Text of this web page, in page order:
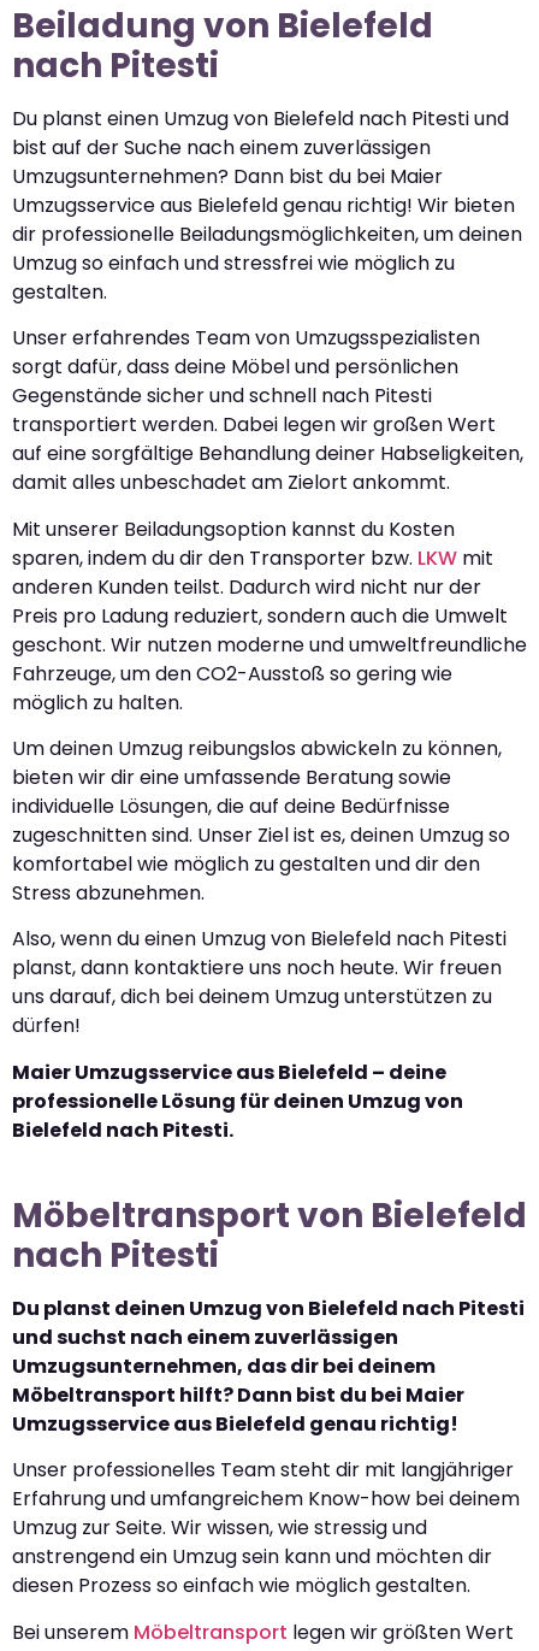
Beiladung von Bielefeld
nach Pitesti
Du planst einen Umzug von Bielefeld nach Pitesti und
bist auf der Suche nach einem zuverlässigen
Umzugsunternehmen? Dann bist du bei Maier
Umzugsservice aus Bielefeld genau richtig! Wir bieten
dir professionelle Beiladungsmöglichkeiten, um deinen
Umzug so einfach und stressfrei wie möglich zu
gestalten.
Unser erfahrendes Team von Umzugsspezialisten
sorgt dafür, dass deine Möbel und persönlichen
Gegenstände sicher und schnell nach Pitesti
transportiert werden. Dabei legen wir großen Wert
auf eine sorgfältige Behandlung deiner Habseligkeiten,
damit alles unbeschadet am Zielort ankommt.
Mit unserer Beiladungsoption kannst du Kosten
sparen, indem du dir den Transporter bzw. LKW mit
anderen Kunden teilst. Dadurch wird nicht nur der
Preis pro Ladung reduziert, sondern auch die Umwelt
geschont. Wir nutzen moderne und umweltfreundliche
Fahrzeuge, um den CO2-Ausstoß so gering wie
möglich zu halten.
Um deinen Umzug reibungslos abwickeln zu können,
bieten wir dir eine umfassende Beratung sowie
individuelle Lösungen, die auf deine Bedürfnisse
zugeschnitten sind. Unser Ziel ist es, deinen Umzug so
komfortabel wie möglich zu gestalten und dir den
Stress abzunehmen.
Also, wenn du einen Umzug von Bielefeld nach Pitesti
planst, dann kontaktiere uns noch heute. Wir freuen
uns darauf, dich bei deinem Umzug unterstützen zu
dürfen!
Maier Umzugsservice aus Bielefeld – deine
professionelle Lösung für deinen Umzug von
Bielefeld nach Pitesti.
Möbeltransport von Bielefeld
nach Pitesti
Du planst deinen Umzug von Bielefeld nach Pitesti
und suchst nach einem zuverlässigen
Umzugsunternehmen, das dir bei deinem
Möbeltransport hilft? Dann bist du bei Maier
Umzugsservice aus Bielefeld genau richtig!
Unser professionelles Team steht dir mit langjähriger
Erfahrung und umfangreichem Know-how bei deinem
Umzug zur Seite. Wir wissen, wie stressig und
anstrengend ein Umzug sein kann und möchten dir
diesen Prozess so einfach wie möglich gestalten.
Bei unserem Möbeltransport legen wir größten Wert